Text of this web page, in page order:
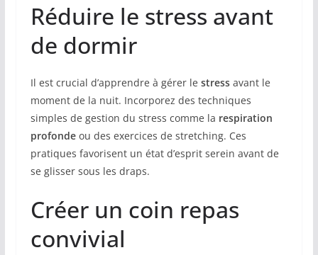
Réduire le stress avant
de dormir
Il est crucial d’apprendre à gérer le stressavant le
moment de la nuit. Incorporez des techniques
simples de gestion du stress comme la respiration
profondeou des exercices de stretching. Ces
pratiques favorisent un état d’esprit serein avant de
se glisser sous les draps.
Créer un coin repas
convivial